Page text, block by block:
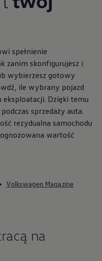
spełnienie
zanim skonfigurujesz i
wybierzesz gotowy
ile wybrany pojazd
Dzięki temu
sprzedaży auta.
rezydualna samochodu
wartość
Volkswagen Magazine
na